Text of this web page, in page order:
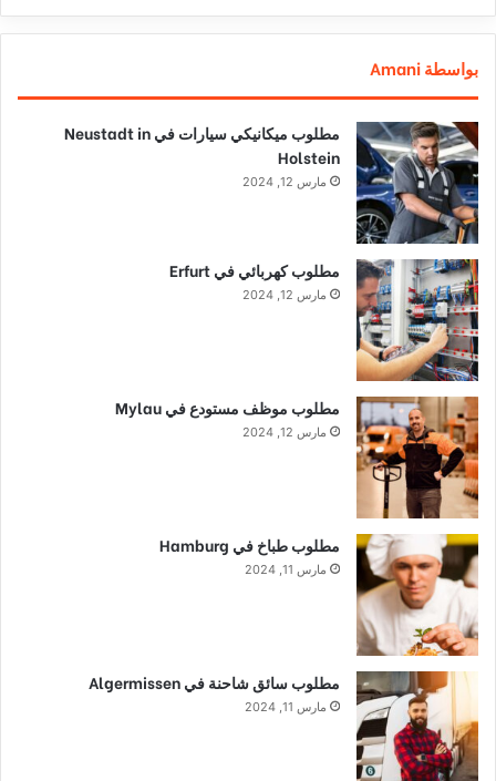
بواسطة Amani
مطلوب ميكانيكي سيارات في Neustadt in
Holstein
مارس 12, 2024
مطلوب كهربائي في Erfurt
مارس 12, 2024
مطلوب موظف مستودع في Mylau
مارس 12, 2024
مطلوب طباخ في Hamburg
مارس 11, 2024
مطلوب سائق شاحنة في Algermissen
مارس 11, 2024